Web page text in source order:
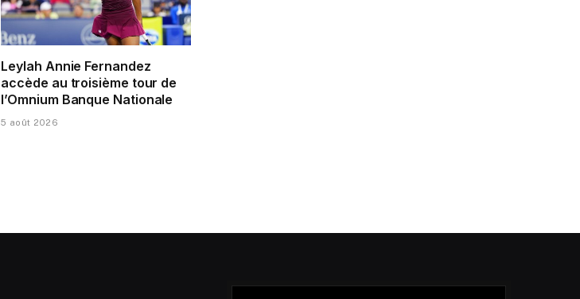
Leylah Annie Fernandez
accède au troisième tour de
l’Omnium Banque Nationale
5 août 2026